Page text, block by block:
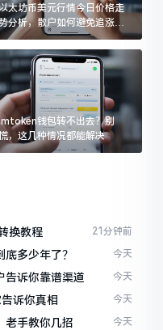
太坊币美元行情今日价格走
分析，散户如何避免追涨杀
被套牢
钱包转不出去？别
，这几种情况都能解决
换教程 21分钟前
多少年了？ 今天
诉你靠谱渠道 今天
诉你真相 今天
老手教你几招 今天